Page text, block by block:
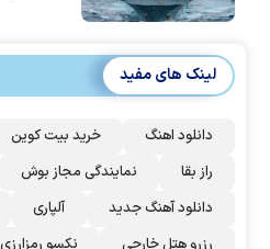
لینک های مفید
دانلود اهنگ خرید بیت کوین
راز بقا
نمایندگی مجاز بوش
دانلود آهنگ جدید
آلپاری